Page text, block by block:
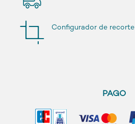
Configurador de recorte
PAGO